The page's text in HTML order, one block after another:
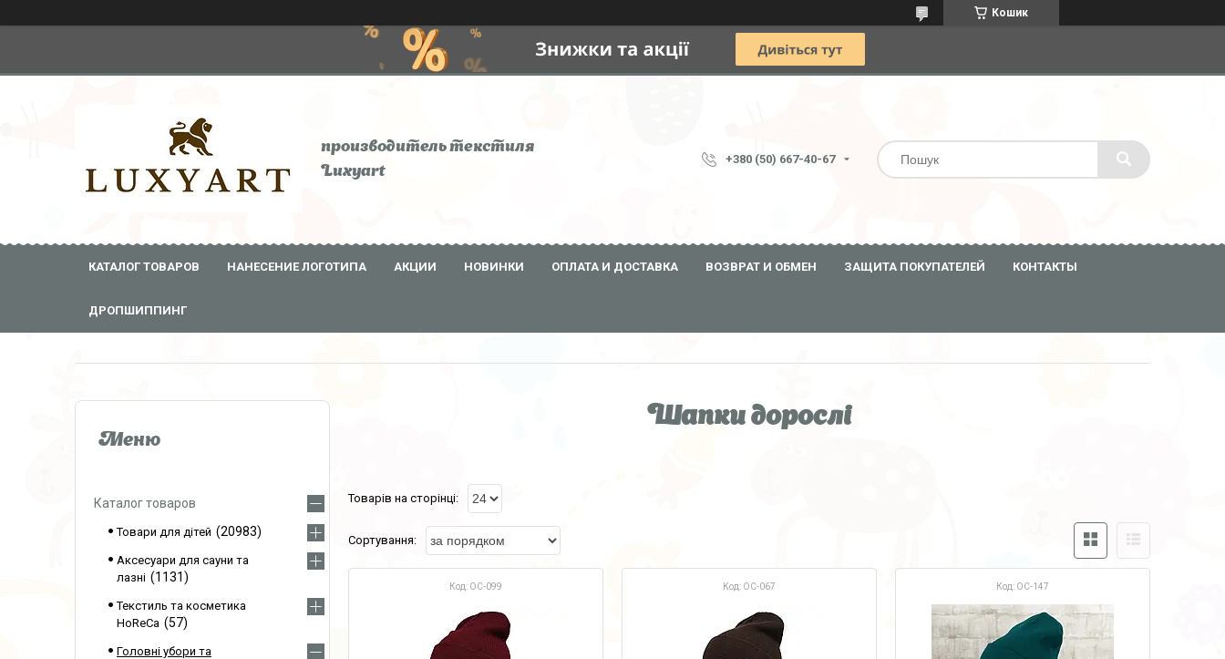
Кошик
производитель текстиля
Luxyart
+380 (50) 667-40-67
КАТАЛОГ ТОВАРОВ НАНЕСЕНИЕ ЛОГОТИПА АКЦИИ НОВИНКИ ОПЛАТА И ДОСТАВКА ВОЗВРАТ И ОБМЕН ЗАЩИТА ПОКУПАТЕЛЕЙ КОНТАКТЫ
ДРОПШИППИНГ
Шапки дорослі
OC-099 OC-067 OC-147
Каталог товаров
Товари для дітей 20983
Аксесуари для сауни та
лазні
1131
Текстиль та косметика
HoReCa
57
Головні убори та